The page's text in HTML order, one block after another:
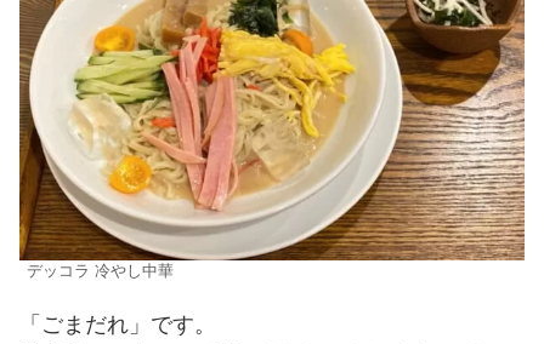
デッコラ 冷やし中華
「ごまだれ」です。